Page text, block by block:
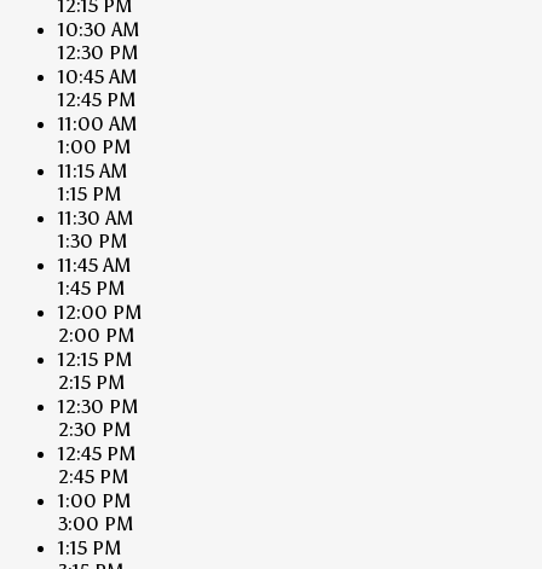
12:15 PM
10:30 AM
12:30 PM
10:45 AM
12:45 PM
11:00 AM
1:00 PM
11:15 AM
1:15 PM
11:30 AM
1:30 PM
11:45 AM
1:45 PM
12:00 PM
2:00 PM
12:15 PM
2:15 PM
12:30 PM
2:30 PM
12:45 PM
2:45 PM
1:00 PM
3:00 PM
1:15 PM